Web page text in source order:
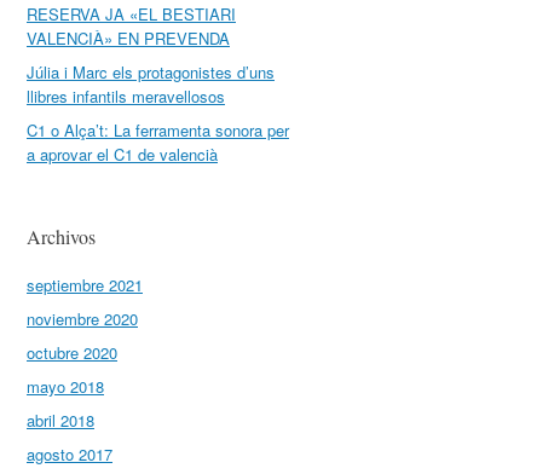
RESERVA JA «EL BESTIARI
VALENCIÀ» EN PREVENDA
Júlia i Marc els protagonistes d’uns
llibres infantils meravellosos
C1 o Alça’t: La ferramenta sonora per
a aprovar el C1 de valencià
Archivos
septiembre 2021
noviembre 2020
octubre 2020
mayo 2018
abril 2018
agosto 2017